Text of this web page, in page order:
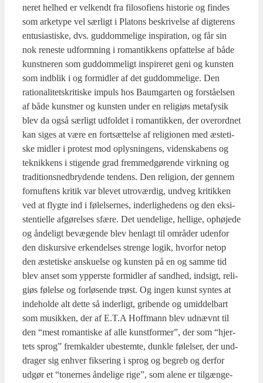
ne­ret hel­hed er vel­kendt fra filo­so­fi­ens histo­rie og fin­des
som arke­ty­pe vel sær­ligt i Pla­tons beskri­vel­se af dig­te­rens
entu­si­a­sti­ske, dvs. gud­dom­me­li­ge inspira­tion, og får sin
nok rene­ste udform­ning i roman­tik­kens opfat­tel­se af både
kunst­ne­ren som gud­dom­me­ligt inspi­re­ret geni og kun­sten
som ind­blik i og for­mid­ler af det gud­dom­me­li­ge. Den
ratio­na­li­tetskri­ti­ske impuls hos Baum­g­ar­ten og for­stå­el­sen
af både kunst­ner og kun­sten under en reli­gi­øs meta­fy­sik
blev da også sær­ligt udfol­det i roman­tik­ken, der over­ord­net
kan siges at være en fort­sæt­tel­se af reli­gio­nen med æste­ti­
ske mid­ler i pro­test mod oplys­nin­gens, viden­ska­bens og
tek­nik­kens i sti­gen­de grad frem­med­gø­ren­de virk­ning og
tra­di­tions­ned­bry­den­de ten­dens. Den reli­gion, der gen­nem
for­nuf­tens kri­tik var ble­vet utro­vær­dig, und­veg kri­tik­ken
ved at flyg­te ind i følel­ser­nes, inder­lig­he­dens og den eksi­
sten­ti­el­le afgø­rel­ses sfæ­re. Det uen­de­li­ge, hel­li­ge, ophø­je­de
og ånde­ligt bevæ­gen­de blev hen­lagt til områ­der uden­for
den dis­kur­si­ve erken­del­ses stren­ge logik, hvor­for net­op
den æste­ti­ske ansku­el­se og kun­sten på en og sam­me tid
blev anset som ypper­ste for­mid­ler af sand­hed, ind­sigt, reli­
gi­øs følel­se og for­lø­sen­de trøst. Og ingen kunst syn­tes at
inde­hol­de alt det­te så inder­ligt, gri­ben­de og umid­del­bart
som musik­ken, der af E.T.A Hof­f­mann blev udnævnt til
den “mest roman­ti­ske af alle kunst­for­mer”, der som “hjer­
tets sprog” frem­kal­der ube­stem­te, dunk­le følel­ser, der und­
dra­ger sig enhver fik­se­ring i sprog og begreb og der­for
udgør et “toner­nes ånde­li­ge rige”, som ale­ne er til­gæn­ge­